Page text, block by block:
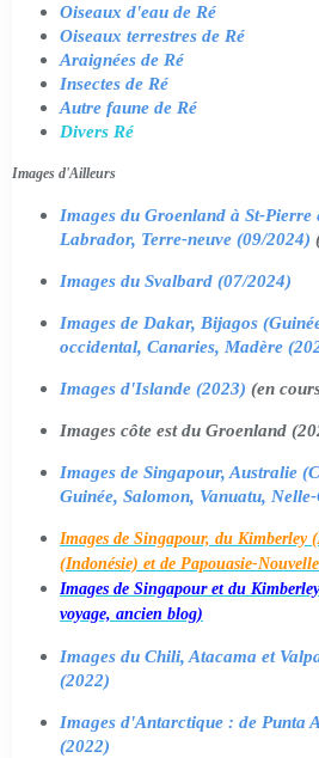
Oiseaux d'eau de Ré
Oiseaux terrestres de Ré
Araignées de Ré
Insectes de Ré
Autre faune de Ré
Divers Ré
Images d'Ailleurs
Images du Groenland à St-
Labrador, Terre-neuve (09/2024)
Images du Svalbard (07/2024)
Images de Dakar, Bijagos
occidental, Canaries, Madère
Images d'Islande (2023) (en
Images côte est du Groenland
Images de Singapour, Australie
Guinée, Salomon, Vanuatu,
Images de Singapour, du Kimberley
(Indonésie) et de Papouasie-
Images de Singapour et du
voyage, ancien blog)
Images du Chili, Atacama et
(2022)
Images d'Antarctique : de Punta
(2022)